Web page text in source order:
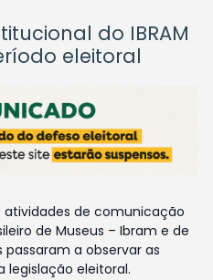
do IBRAM
eleitoral
atividades de comunicação
de Museus – Ibram e de
a observar as
legislação eleitoral.